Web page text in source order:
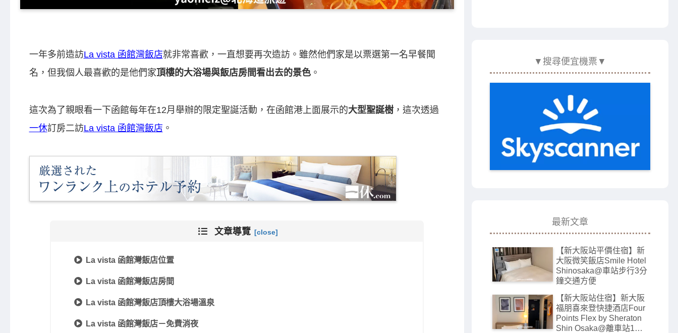
一年多前造訪La vista 函館灣飯店就非常喜歡，一直想要再次造訪。雖然他們家是以票選第一名早餐聞
名，但我個人最喜歡的是他們家頂樓的大浴場與飯店房間看出去的景色。
這次為了親眼看一下函館每年在12月舉辦的限定聖誕活動，在函館港上面展示的大型聖誕樹，這次透過
一休訂房二訪La vista 函館灣飯店 。
文章導覽
La vista 函館灣飯店位置
La vista 函館灣飯店房間
La vista 函館灣飯店頂樓大浴場溫泉
La vista 函館灣飯店－免費消夜
▼搜尋便宜機票▼
最新文章
【新大阪站平價住宿】新
大阪微笑飯店Smile Hotel
Shinosaka@車站步行3分
鐘交通方便
【新大阪站住宿】新大阪
福朋喜來登快捷酒店Four
Points Flex by Sheraton
Shin Osaka@離車站1分